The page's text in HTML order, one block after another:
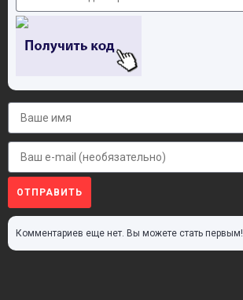
ОТПРАВИТЬ
Комментариев еще нет. Вы можете стать первым!